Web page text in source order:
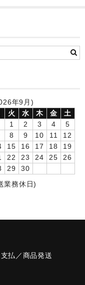
年9月)
火 水 木 金
土
1
2 3 4
5
8 9 10 11
12
15 16 17 18
19
22 23 24 25
26
29
30
業務休日)
払／商品発送